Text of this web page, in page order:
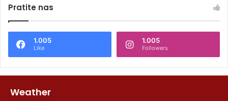
Pratite nas
1.005
Like
1.005
Followers
Weather